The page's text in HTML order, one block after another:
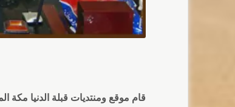
قام موقع ومنتديات قبلة الدنيا